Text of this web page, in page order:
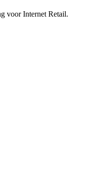
voor Internet Retail.